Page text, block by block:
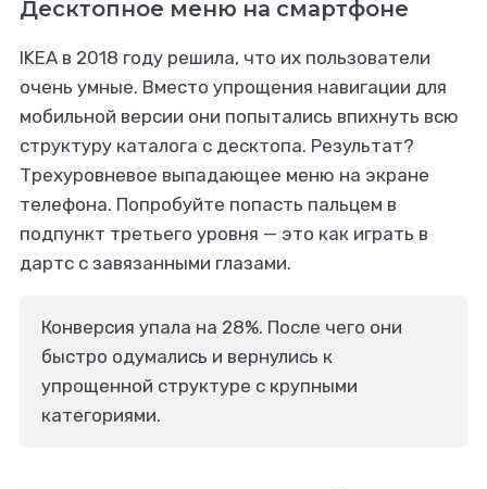
Десктопное меню на смартфоне
IKEA в 2018 году решила, что их пользователи
очень умные. Вместо упрощения навигации для
мобильной версии они попытались впихнуть всю
структуру каталога с десктопа. Результат?
Трехуровневое выпадающее меню на экране
телефона. Попробуйте попасть пальцем в
подпункт третьего уровня — это как играть в
дартс с завязанными глазами.
Конверсия упала на 28%. После чего они
быстро одумались и вернулись к
упрощенной структуре с крупными
категориями.